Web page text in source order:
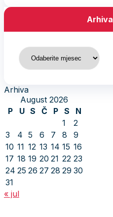
Arhiva
Arhiva
Arhiva
August 2026
P
U S Č P S
N
1
2
3
4 5 6 7 8
9
10 11 12 13 14 15 16
17 18 19 20 21 22 23
24 25 26 27 28 29 30
31
« jul